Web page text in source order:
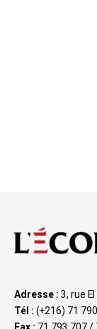
Adresse : 3, rue
Tél : (+216) 71